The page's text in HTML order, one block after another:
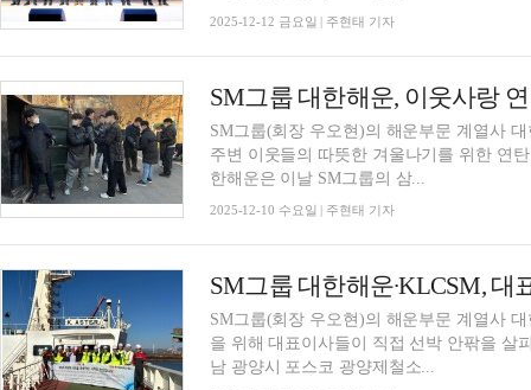
2025-12-12 금요일 | 주현태 기자
SM그룹 대한해운, 이웃사랑
SM그룹(회장 우오현)의 해운부문 계열사
주변 이웃들의 따뜻한 겨울나기를 위한 연
한해운은 이날 SM그룹의 삼...
2025-12-10 수요일 | 주현태 기자
SM그룹(회장 우오현)의 해운부문 계열사
을 위해 대표이사들이 직접 선박 안팎을 살피는 현장점검
남 광양시 포스코 광양제철소...